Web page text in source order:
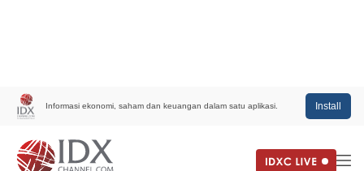
Informasi ekonomi, saham dan keuangan dalam satu aplikasi. Install